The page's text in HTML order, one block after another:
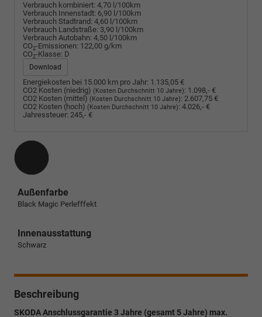
Verbrauch kombiniert: 4,70 l/100km
Verbrauch Innenstadt: 6,90 l/100km
Verbrauch Stadtrand: 4,60 l/100km
Verbrauch Landstraße: 3,90 l/100km
Verbrauch Autobahn: 4,50 l/100km
CO2-Emissionen: 122,00 g/km
CO2-Klasse: D
Download
Energiekosten bei 15.000 km pro Jahr: 1.135,05 €
CO2 Kosten (niedrig) (Kosten Durchschnitt 10 Jahre): 1.098,- €
CO2 Kosten (mittel) (Kosten Durchschnitt 10 Jahre): 2.607,75 €
CO2 Kosten (hoch) (Kosten Durchschnitt 10 Jahre): 4.026,- €
Jahressteuer: 245,- €
Außenfarbe
Black Magic Perlefffekt
Innenausstattung
Schwarz
Beschreibung
SKODA Anschlussgarantie 3 Jahre (gesamt 5 Jahre) max.